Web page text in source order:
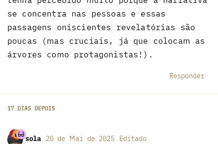
se concentra nas pessoas e essas
passagens oniscientes revelatórias são
poucas (mas cruciais, já que colocam as
árvores como protagonistas!).
Responder
17 DIAS DEPOIS
sola 20 de Mai de 2025 Editado